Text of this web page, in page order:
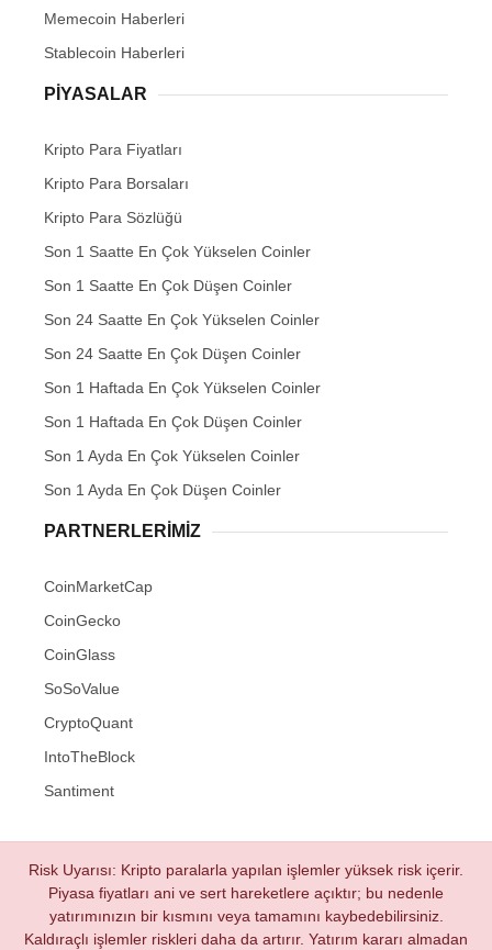
Memecoin Haberleri
Stablecoin Haberleri
PIYASALAR
Kripto Para Fiyatları
Kripto Para Borsaları
Kripto Para Sözlüğü
Son 1 Saatte En Çok Yükselen Coinler
Son 1 Saatte En Çok Düşen Coinler
Son 24 Saatte En Çok Yükselen Coinler
Son 24 Saatte En Çok Düşen Coinler
Son 1 Haftada En Çok Yükselen Coinler
Son 1 Haftada En Çok Düşen Coinler
Son 1 Ayda En Çok Yükselen Coinler
Son 1 Ayda En Çok Düşen Coinler
PARTNERLERIMIZ
CoinMarketCap
CoinGecko
CoinGlass
SoSoValue
CryptoQuant
IntoTheBlock
Santiment
Risk Uyarısı: Kripto paralarla yapılan işlemler yüksek risk içerir.
Piyasa fiyatları ani ve sert hareketlere açıktır; bu nedenle
yatırımınızın bir kısmını veya tamamını kaybedebilirsiniz.
Kaldıraçlı işlemler riskleri daha da artırır. Yatırım kararı almadan